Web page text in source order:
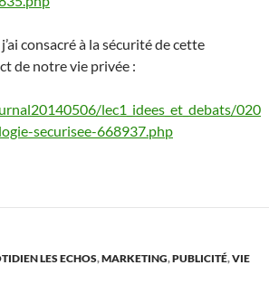
consacré à la sécurité de cette
de notre vie privée :
lec1_idees_et_debats/020
securisee-668937.php
LES ECHOS,MARKETING,PUBLICITÉ,VIE